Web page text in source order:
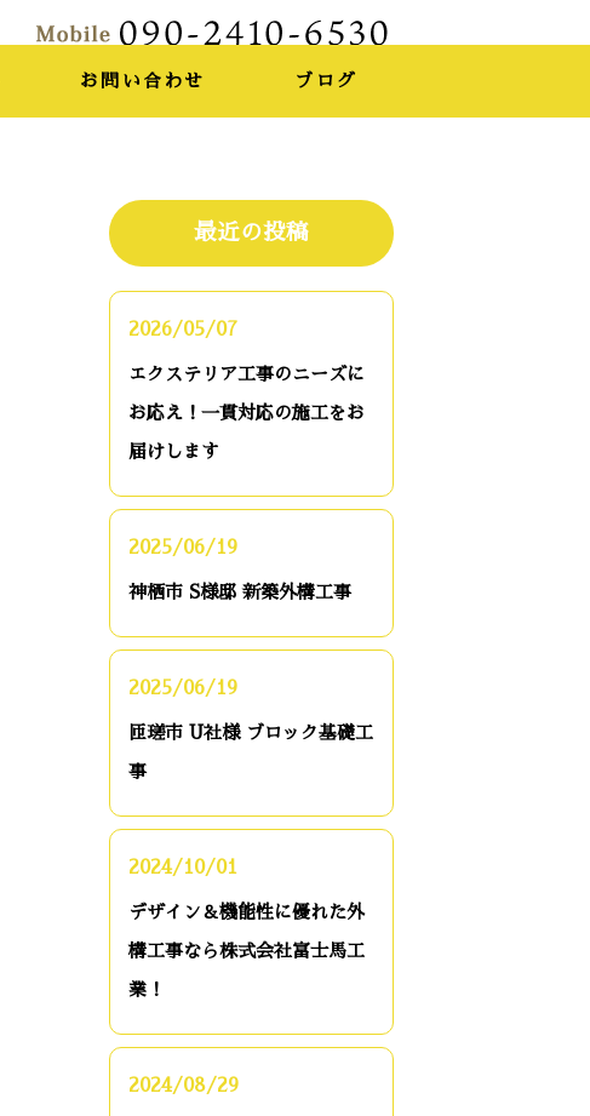
お問い合わせ ブログ
最近の投稿
2026/05/07
エクステリア工事のニーズに
お応え！一貫対応の施工をお
届けします
2025/06/19
神栖市 S様邸 新築外構工事
2025/06/19
匝瑳市 U社様 ブロック基礎工
事
2024/10/01
デザイン＆機能性に優れた外
構工事なら株式会社富士馬工
業！
2024/08/29